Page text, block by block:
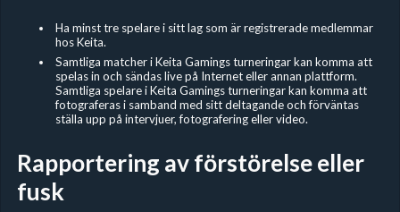
Ha minst tre spelare i sitt lag som är registrerade medlemmar
hos Keita.
Samtliga matcher i Keita Gamings turneringar kan komma att
spelas in och sändas live på Internet eller annan plattform.
Samtliga spelare i Keita Gamings turneringar kan komma att
fotograferas i samband med sitt deltagande och förväntas
ställa upp på intervjuer, fotografering eller video.
Rapportering av förstörelse eller
fusk